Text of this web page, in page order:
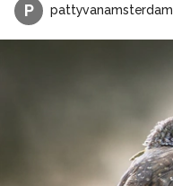
P pattyvanamsterdam